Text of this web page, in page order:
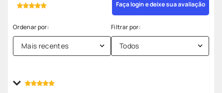
Faça login e deixe sua avaliação
Mais recentes Todos